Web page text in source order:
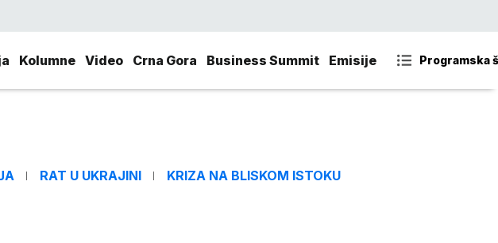
Kolumne Video Crna Gora Business Summit Emisije Programska
RAT U UKRAJINI KRIZA NA BLISKOM ISTOKU